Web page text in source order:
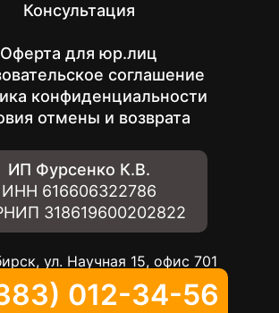
Консультация
Оферта для юр.лиц
соглашение
конфиденциальности
отмены и возврата
ИП Фурсенко К.В.
ИНН 616606322786
318619600202822
ул. Научная 15, офис 701
012-34-56